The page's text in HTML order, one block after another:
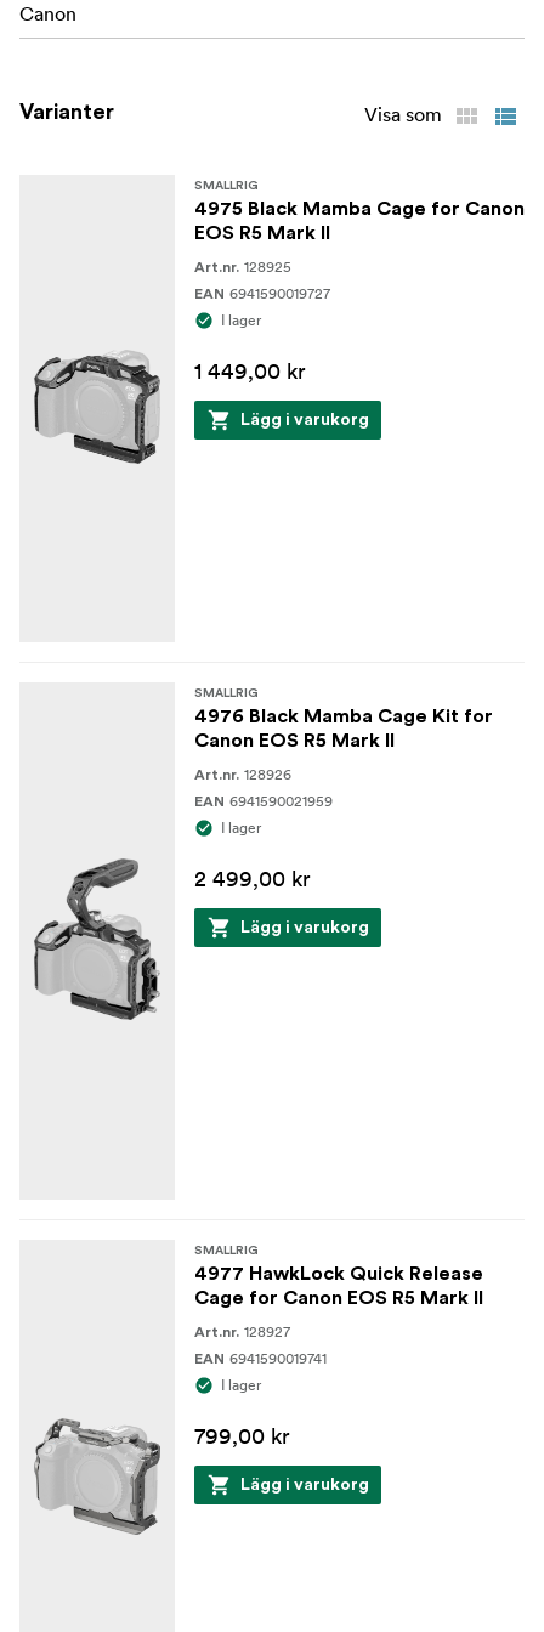
Kompatibilitet:
Innehåll:
1x Monteringsblock med tillbehörsskofäste
Canon
Varianter Visa som
SMALLRIG
4975 Black Mamba Cage for Canon
EOS R5 Mark II
Art.nr. 128925
EAN 6941590019727
I lager
1 449,00 kr
Lägg i varukorg
SMALLRIG
4976 Black Mamba Cage Kit for
Canon EOS R5 Mark II
Art.nr. 128926
EAN 6941590021959
I lager
2 499,00 kr
Lägg i varukorg
SMALLRIG
4977 HawkLock Quick Release
Cage for Canon EOS R5 Mark II
Art.nr. 128927
EAN 6941590019741
I lager
799,00 kr
Lägg i varukorg